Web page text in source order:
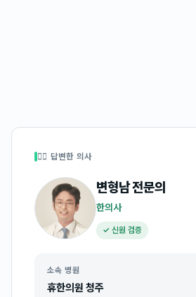
👩‍⚕️ 답변한 의사
변형남전문의
한의사
✓ 신원 검증
소속 병원
휴한의원 청주